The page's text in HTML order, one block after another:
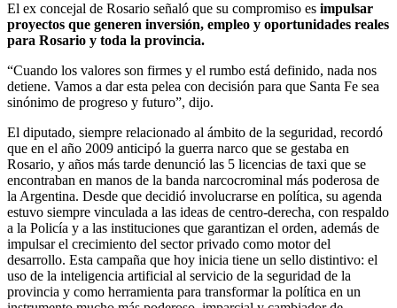
El ex concejal de Rosario señaló que su compromiso es impulsar
proyectos que generen inversión, empleo y oportunidades reales
para Rosario y toda la provincia.
“Cuando los valores son firmes y el rumbo está definido, nada nos
detiene. Vamos a dar esta pelea con decisión para que Santa Fe sea
sinónimo de progreso y futuro”, dijo.
El diputado, siempre relacionado al ámbito de la seguridad, recordó
que en el año 2009 anticipó la guerra narco que se gestaba en
Rosario, y años más tarde denunció las 5 licencias de taxi que se
encontraban en manos de la banda narcocrominal más poderosa de
la Argentina. Desde que decidió involucrarse en política, su agenda
estuvo siempre vinculada a las ideas de centro-derecha, con respaldo
a la Policía y a las instituciones que garantizan el orden, además de
impulsar el crecimiento del sector privado como motor del
desarrollo. Esta campaña que hoy inicia tiene un sello distintivo: el
uso de la inteligencia artificial al servicio de la seguridad de la
provincia y como herramienta para transformar la política en un